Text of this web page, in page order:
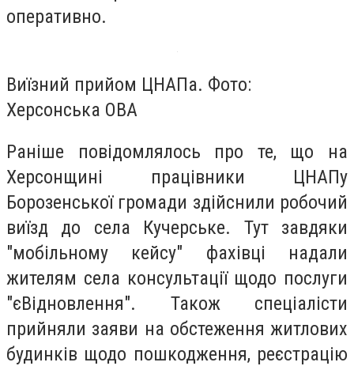
оперативно.
Виїзний прийом ЦНАПа. Фото:
Херсонська ОВА
Раніше повідомлялось про те, що на
Херсонщині працівники ЦНАПу
Борозенської громади здійснили робочий
виїзд до села Кучерське. Тут завдяки
"мобільному кейсу" фахівці надали
жителям села консультації щодо послуги
"єВідновлення". Також спеціалісти
прийняли заяви на обстеження житлових
будинків щодо пошкодження, реєстрацію